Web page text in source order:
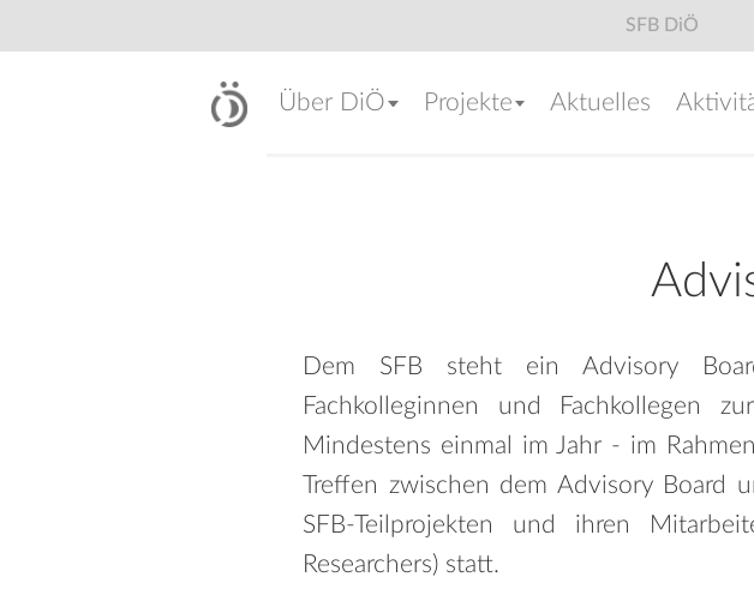
SFB DiÖ
Über DiÖ Projekte Aktuelles
Dem SFB steht ein Advisory
Fachkolleginnen und Fachkollegen
Mindestens einmal im Jahr - im
Treffen zwischen dem Advisory Board
SFB-Teilprojekten und ihren
Researchers) statt.